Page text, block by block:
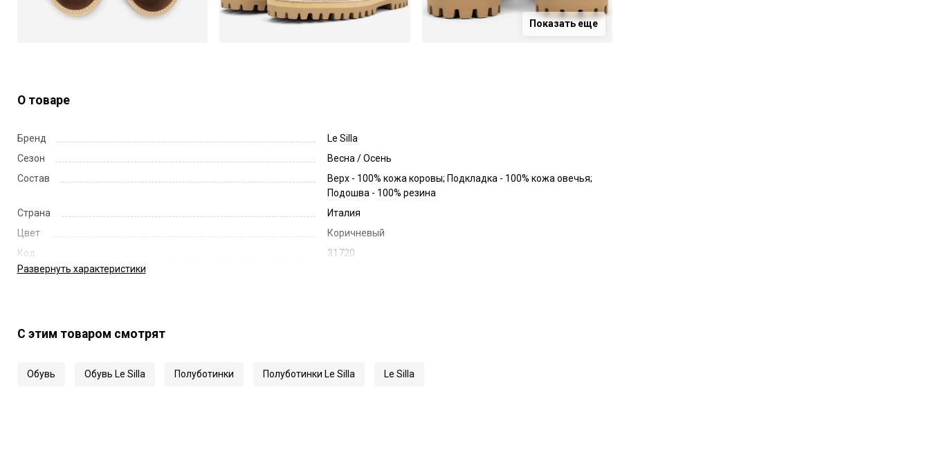
Показать еще
О товаре
Бренд
Le Silla
Сезон
Весна / Осень
Состав
Верх - 100% кожа коровы; Подкладка - 100% кожа овечья;
Подошва - 100% резина
Страна
Италия
Цвет
Коричневый
Код
31720
Артикул
Развернуть характеристики
С этим товаром смотрят
Обувь Обувь Le Silla Полуботинки Полуботинки Le Silla Le Silla